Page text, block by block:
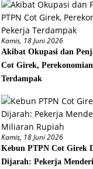
Kamis, 18 Juni 2026
Akibat Okupasi dan
Cot Girek,
Terdampak
Kamis, 18 Juni 2026
Kebun PTPN Cot Girek
Dijarah: Pekerja